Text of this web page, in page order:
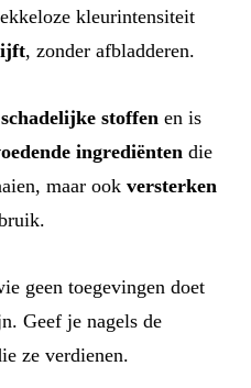
kleurintensiteit
, zonder afbladderen.
stoffen en is
ingrediënten die
maar ook versterken
geen toegevingen doet
Geef je nagels de
ze verdienen.